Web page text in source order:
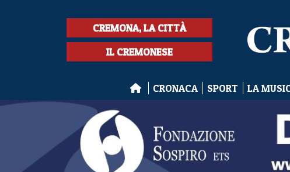
CREMONA, LA CITTÀ
IL CREMONESE
CRONACA SPORT LA